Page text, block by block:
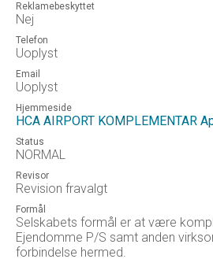
Reklamebeskyttet
Nej
Telefon
Uoplyst
Email
Uoplyst
Hjemmeside
HCA AIRPORT KOMPLEMENTAR
Status
NORMAL
Revisor
Revision fravalgt
Formål
Selskabets formål er at være
Ejendomme P/S samt anden
forbindelse hermed.